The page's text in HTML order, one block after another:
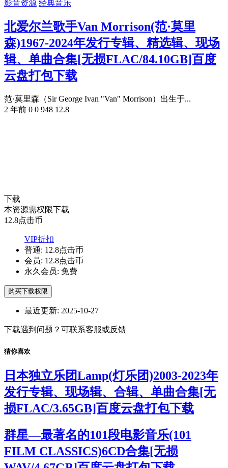
影音资源 经典音乐
北爱尔兰歌手Van Morrison(范·莫里
森)1967-2024年发行专辑、精选辑、现场
辑、单曲合集[无损FLAC/84.10GB]百度
云盘打包下载
范·莫里森（Sir George Ivan "Van" Morrison）出生于...
2 年前 0 0 948 12.8
下载
本资源需权限下载
12.8点击币
VIP折扣
普通: 12.8点击币
会员: 12.8点击币
永久会员: 免费
购买下载权限
最近更新: 2025-10-27
下载遇到问题？可联系客服或反馈
猜你喜欢
日本独立乐团Lamp(灯乐团)2003-2023年
发行专辑、现场辑、合辑、单曲合集[无
损FLAC/3.65GB]百度云盘打包下载
群星—最著名的101段电影音乐(101
FILM CLASSICS)6CD合集[无损